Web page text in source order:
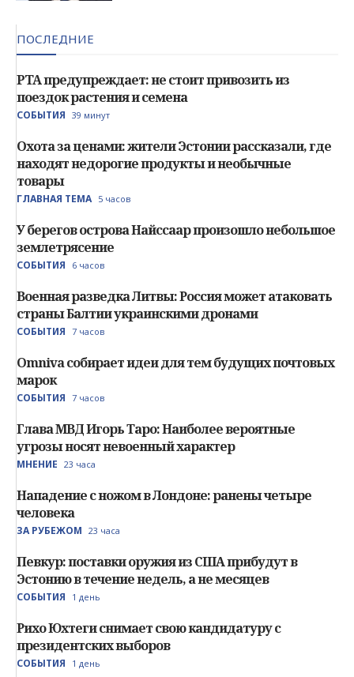
ПОСЛЕДНИЕ
PTA предупреждает: не стоит привозить из
поездок растения и семена
СОБЫТИЯ 39 минут
Охота за ценами: жители Эстонии рассказали, где
находят недорогие продукты и необычные
товары
ГЛАВНАЯ ТЕМА 5 часов
У берегов острова Найссаар произошло небольшое
землетрясение
СОБЫТИЯ 6 часов
Военная разведка Литвы: Россия может атаковать
страны Балтии украинскими дронами
СОБЫТИЯ 7 часов
Omniva собирает идеи для тем будущих почтовых
марок
СОБЫТИЯ 7 часов
Глава МВД Игорь Таро: Наиболее вероятные
угрозы носят невоенный характер
МНЕНИЕ 23 часа
Нападение с ножом в Лондоне: ранены четыре
человека
ЗА РУБЕЖОМ 23 часа
Певкур: поставки оружия из США прибудут в
Эстонию в течение недель, а не месяцев
СОБЫТИЯ 1 день
Рихо Юхтеги снимает свою кандидатуру с
президентских выборов
СОБЫТИЯ 1 день